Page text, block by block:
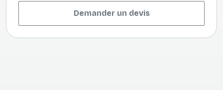
Demander un devis